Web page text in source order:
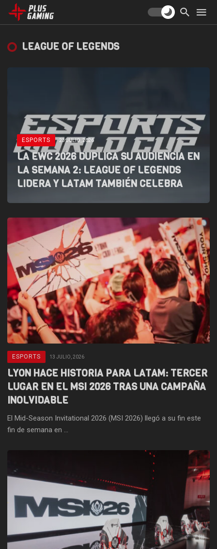
LEAGUE OF LEGENDS
ESPORTS 23 JULIO, 2026
LA EWC 2026 DUPLICA SU AUDIENCIA EN
LA SEMANA 2: LEAGUE OF LEGENDS
LIDERA Y LATAM TAMBIÉN CELEBRA
ESPORTS 13 JULIO, 2026
LYON HACE HISTORIA PARA LATAM: TERCER
LUGAR EN EL MSI 2026 TRAS UNA CAMPAÑA
INOLVIDABLE
El Mid-Season Invitational 2026 (MSI 2026) llegó a su fin este
fin de semana en ...